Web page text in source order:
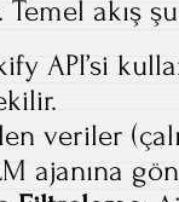
akış
API’si
veriler
ajanına